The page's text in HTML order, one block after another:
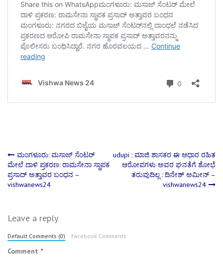
Post
navigation
ಮಂಗಳೂರು: ಮಸಾಜ್ ಸೆಂಟರ್‌
ಮೇಲೆ ದಾಳಿ ಪ್ರಕರಣ: ರಾಮಸೇನಾ ಸ್ಥಾಪಕ
ಪ್ರಸಾದ್ ಅತ್ತಾವರ ಬಂಧನ –
vishwanews24
udupi : ಮಾಜಿ ಶಾಸಕರ ಈ ಆಧಾರ ರಹಿತ
ಆರೋಪಗಳು ಅವರ ಘನತೆಗೆ ಶೋಭೆ
ತರುವುದಿಲ್ಲ : ದಿನೇಶ್ ಅಮೀನ್ –
vishwanews24
Leave a reply
Default Comments (0) Facebook Comments
Comment *